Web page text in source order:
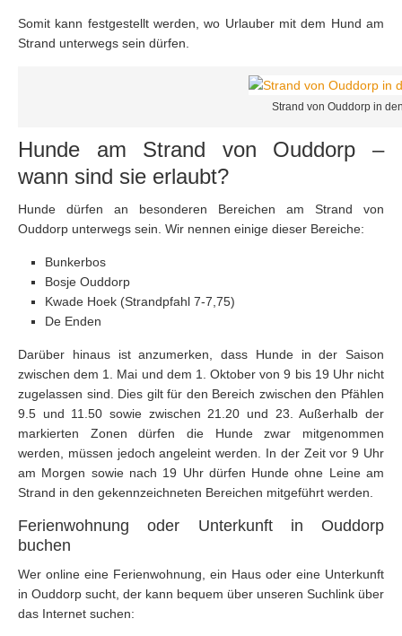
Somit kann festgestellt werden, wo Urlauber mit dem Hund am
Strand unterwegs sein dürfen.
Strand von Ouddorp in
Hunde am Strand von Ouddorp –
wann sind sie erlaubt?
Hunde dürfen an besonderen Bereichen am Strand von
Ouddorp unterwegs sein. Wir nennen einige dieser Bereiche:
Bunkerbos
Bosje Ouddorp
Kwade Hoek (Strandpfahl 7-7,75)
De Enden
Darüber hinaus ist anzumerken, dass Hunde in der Saison
zwischen dem 1. Mai und dem 1. Oktober von 9 bis 19 Uhr nicht
zugelassen sind. Dies gilt für den Bereich zwischen den Pfählen
9.5 und 11.50 sowie zwischen 21.20 und 23. Außerhalb der
markierten Zonen dürfen die Hunde zwar mitgenommen
werden, müssen jedoch angeleint werden. In der Zeit vor 9 Uhr
am Morgen sowie nach 19 Uhr dürfen Hunde ohne Leine am
Strand in den gekennzeichneten Bereichen mitgeführt werden.
Ferienwohnung oder Unterkunft in Ouddorp
buchen
Wer online eine Ferienwohnung, ein Haus oder eine Unterkunft
in Ouddorp sucht, der kann bequem über unseren Suchlink über
das Internet suchen: